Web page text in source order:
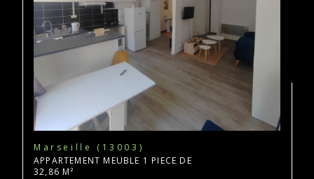
Marseille (13003)
APPARTEMENT MEUBLE 1 PIECE DE
32,86 M²